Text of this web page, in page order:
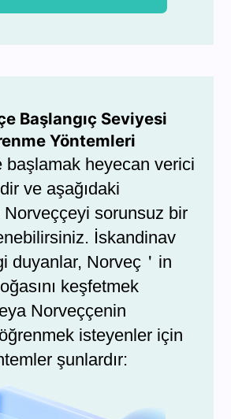
Başlangıç Seviyesi
Yöntemleri
başlamak heyecan verici
ve aşağıdaki
sorunsuz bir
İskandinav
duyanlar, Norveç＇in
keşfetmek
Norveççenin
isteyenler için
şunlardır: